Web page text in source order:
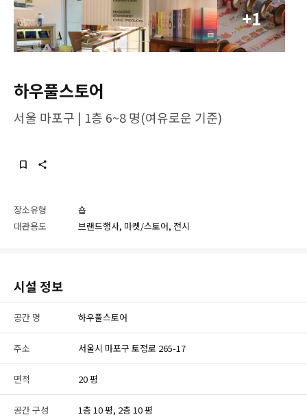
하우풀스토어
서울 마포구 | 1층 6~8 명(여유로운 기준)
장소유형
숍
대관용도
브랜드행사, 마켓/스토어, 전시
+1
시설 정보
공간 명 하우풀스토어
주소 서울시 마포구 토정로 265-17
면적 20 평
공간 구성 1층 10 평, 2층 10 평